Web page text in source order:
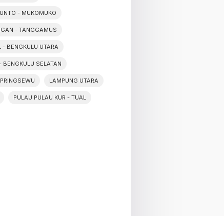
- MUKOMUKO
- TANGGAMUS
- BENGKULU UTARA
BENGKULU SELATAN
LAMPUNG UTARA
PULAU PULAU KUR - TUAL